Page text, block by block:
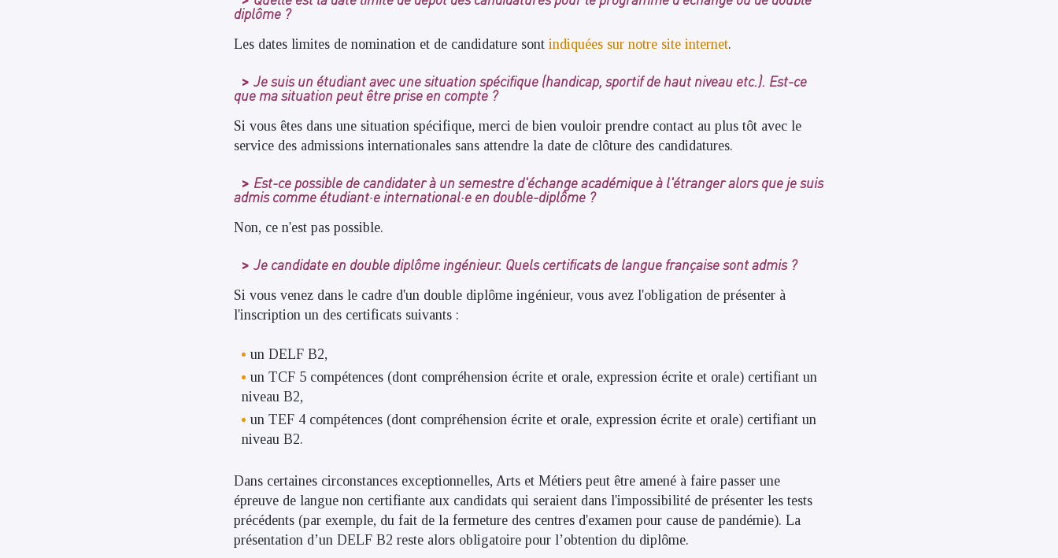
diplôme ?
Les dates limites de nomination et de candidature sont indiquées sur notre site internet.
Je suis un étudiant avec une situation spécifique (handicap, sportif de haut niveau etc.). Est-ce
que ma situation peut être prise en compte ?
Si vous êtes dans une situation spécifique, merci de bien vouloir prendre contact au plus tôt avec le
service des admissions internationales sans attendre la date de clôture des candidatures.
Est-ce possible de candidater à un semestre d'échange académique à l'étranger alors que je suis
admis comme étudiant·e international·e en double-diplôme ?
Non, ce n'est pas possible.
Je candidate en double diplôme ingénieur. Quels certificats de langue française sont admis ?
Si vous venez dans le cadre d'un double diplôme ingénieur, vous avez l'obligation de présenter à
l'inscription un des certificats suivants :
un DELF B2,
un TCF 5 compétences (dont compréhension écrite et orale, expression écrite et orale) certifiant un
niveau B2,
un TEF 4 compétences (dont compréhension écrite et orale, expression écrite et orale) certifiant un
niveau B2.
Dans certaines circonstances exceptionnelles, Arts et Métiers peut être amené à faire passer une
épreuve de langue non certifiante aux candidats qui seraient dans l'impossibilité de présenter les tests
précédents (par exemple, du fait de la fermeture des centres d'examen pour cause de pandémie). La
présentation d’un DELF B2 reste alors obligatoire pour l’obtention du diplôme.